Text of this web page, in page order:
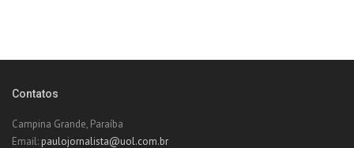
Contatos
Campina Grande, Paraíba
Email: paulojornalista@uol.com.br